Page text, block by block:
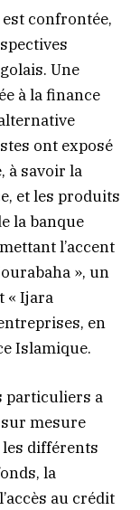
confrontée,
Une
à la finance
ont exposé
à savoir la
et les produits
la banque
l’accent
», un
« Ijara
en
Islamique.
particuliers a
mesure
différents
la
au crédit